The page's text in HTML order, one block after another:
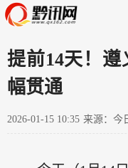
提前14天！
幅贯通
2026-01-15 10:35 来源：今